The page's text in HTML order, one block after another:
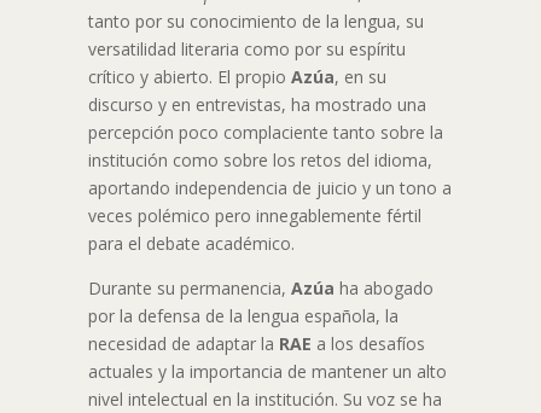
tanto por su conocimiento de la lengua, su
versatilidad literaria como por su espíritu
crítico y abierto. El propio Azúa, en su
discurso y en entrevistas, ha mostrado una
percepción poco complaciente tanto sobre la
institución como sobre los retos del idioma,
aportando independencia de juicio y un tono a
veces polémico pero innegablemente fértil
para el debate académico.
Durante su permanencia, Azúa ha abogado
por la defensa de la lengua española, la
necesidad de adaptar la RAE a los desafíos
actuales y la importancia de mantener un alto
nivel intelectual en la institución. Su voz se ha